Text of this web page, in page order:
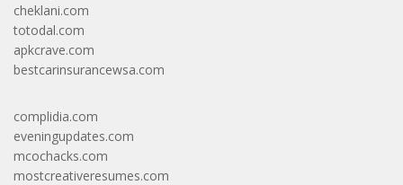
cheklani.com
totodal.com
apkcrave.com
bestcarinsurancewsa.com
complidia.com
eveningupdates.com
mcochacks.com
mostcreativeresumes.com